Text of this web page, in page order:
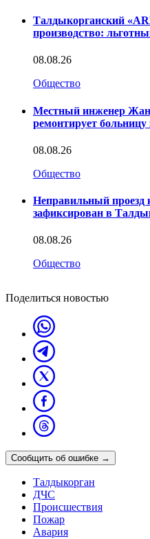
Талдыкорганский
производство:
08.08.26
Общество
Местный инженер
ремонтирует
08.08.26
Общество
Неправильный проезд
зафиксирован в
08.08.26
Общество
Поделиться новостью
Сообщить об ошибке →
Талдыкорган
ДЧС
Происшествия
Пожар
Авария